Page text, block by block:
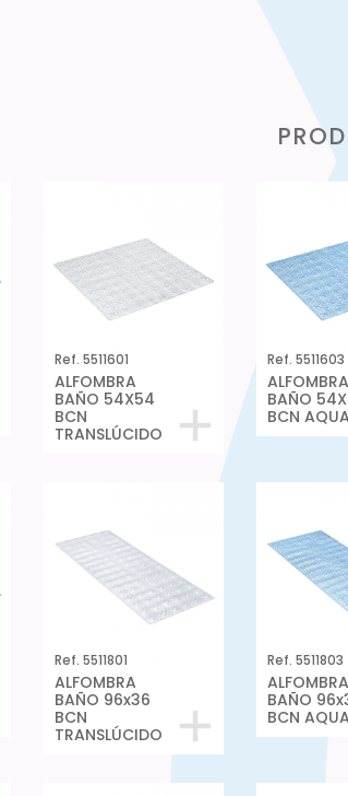
Ref. 5511601
ALFOMBRA
BAÑO 54X54
BCN
TRANSLÚCIDO
Ref. 5511603
ALFOMBRA
BAÑO
BCN AQUA
Ref. 5511801
ALFOMBRA
BAÑO 96x36
BCN
TRANSLÚCIDO
Ref. 5511803
ALFOMBRA
BAÑO
BCN AQUA